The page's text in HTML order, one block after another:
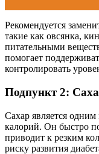
Рекомендуется
такие как овсянка,
питательными
помогает
контролировать
Подпункт 2:
Сахар является
калорий. Он быстро
приводит к резким
риску развития